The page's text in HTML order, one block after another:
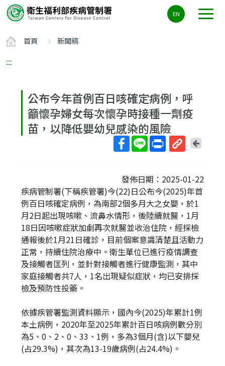
要
容
ALT+C
EN
首頁 新聞稿
:::
公布今年首例百日咳確定病例，呼
籲懷孕婦女每次懷孕時接種一劑疫
苗，以降低嬰幼兒感染的風險
短
網
址
回
頁
發佈日期：2025-01-22
疾病管制署(下稱疾管署)今(22)日公布今(2025)年首
例百日咳確定病例，為南部2個多月大之女嬰，於1
月2日起出現咳嗽、流鼻水情形，後陸續就醫，1月
18日因咳嗽症狀加劇再次就醫並收治住院，經採檢
通報後於1月21日確診，目前個案意識清楚且活動力
正常，持續住院治療中。衛生單位已進行疫情調查
及接觸者匡列，並針對接觸者進行健康監測，其中
家庭接觸者共7人，1名出現疑似症狀，均已安排採
檢及預防性投藥。
依據疾管署監測資料顯示，國內今(2025)年累計1例
本土病例，2020年至2025年累計百日咳病例數分別
為5、0、2、0、33、1例，多為3個月(含)以下嬰兒
(占29.3%)，其次為13-19歲病例(占24.4%)。